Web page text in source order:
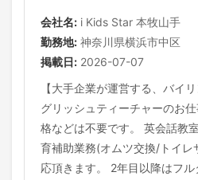
会社名: i Kids Star 本牧山手
勤務地: 神奈川県横浜市中区
掲載日: 2026-07-07
【大手企業が運営する、バイ
グリッシュティーチャーのお
格などは不要です。 英会話教
育補助業務(オムツ交換/トイレ
応頂きます。 2年目以降はフ